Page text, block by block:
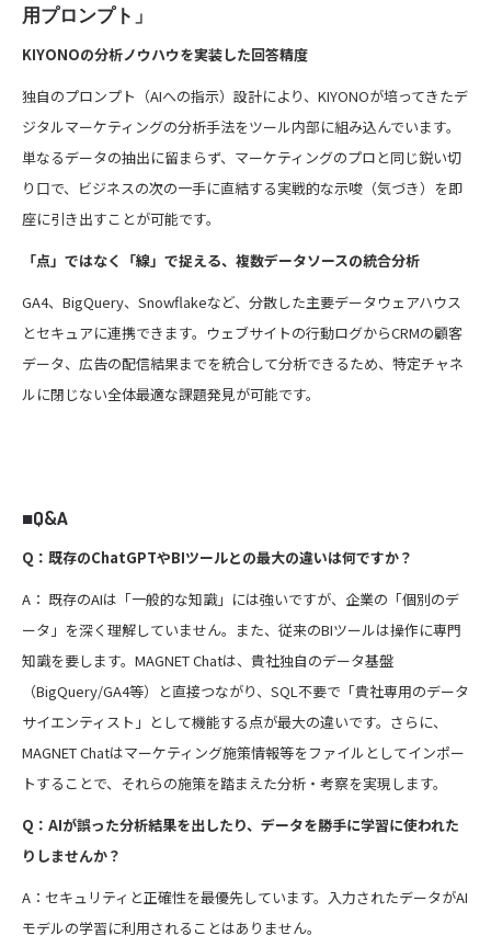
用プロンプト」
KIYONOの分析ノウハウを実装した回答精度
独自のプロンプト（AIへの指示）設計により、KIYONOが培ってきたデ
ジタルマーケティングの分析手法をツール内部に組み込んでいます。
単なるデータの抽出に留まらず、マーケティングのプロと同じ鋭い切
り口で、ビジネスの次の一手に直結する実戦的な示唆（気づき）を即
座に引き出すことが可能です。
「点」ではなく「線」で捉える、複数データソースの統合分析
GA4、BigQuery、Snowflakeなど、分散した主要データウェアハウス
とセキュアに連携できます。ウェブサイトの行動ログからCRMの顧客
データ、広告の配信結果までを統合して分析できるため、特定チャネ
ルに閉じない全体最適な課題発見が可能です。
■Q&A
Q：既存のChatGPTやBIツールとの最大の違いは何ですか？
A： 既存のAIは「一般的な知識」には強いですが、企業の「個別のデ
ータ」を深く理解していません。また、従来のBIツールは操作に専門
知識を要します。MAGNET Chatは、貴社独自のデータ基盤
（BigQuery/GA4等）と直接つながり、SQL不要で「貴社専用のデータ
サイエンティスト」として機能する点が最大の違いです。さらに、
MAGNET Chatはマーケティング施策情報等をファイルとしてインポー
トすることで、それらの施策を踏まえた分析・考察を実現します。
Q：AIが誤った分析結果を出したり、データを勝手に学習に使われた
りしませんか？
A：セキュリティと正確性を最優先しています。入力されたデータがAI
モデルの学習に利用されることはありません。